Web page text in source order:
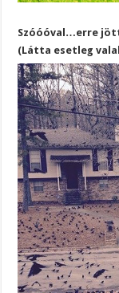
Szóóóval…erre
(Látta esetleg